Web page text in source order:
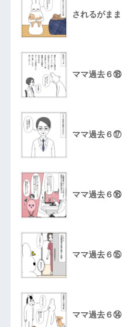
されるがまま
ママ過去６⑱
ママ過去６⑰
ママ過去６⑯
ママ過去６⑮
ママ過去６⑭